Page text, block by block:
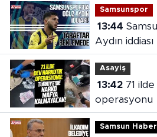
Samsunspor
13:44
Aydın iddiası
Asayiş
13:4271 ilde uyuşturucu
operasyonu
Samsun Haber